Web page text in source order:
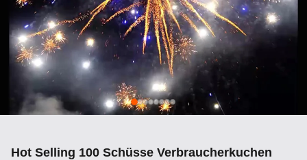
Hot Selling 100 Schüsse Verbraucherkuchen